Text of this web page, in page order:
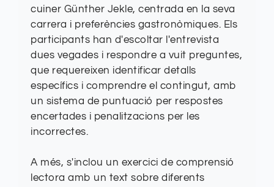
cuiner Günther Jekle, centrada en la seva
carrera i preferències gastronòmiques. Els
participants han d'escoltar l'entrevista
dues vegades i respondre a vuit preguntes,
que requereixen identificar detalls
específics i comprendre el contingut, amb
un sistema de puntuació per respostes
encertades i penalitzacions per les
incorrectes.
A més, s'inclou un exercici de comprensió
lectora amb un text sobre diferents